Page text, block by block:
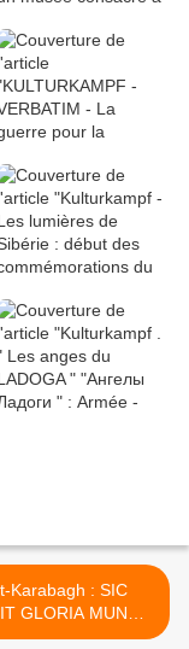
Karabagh : SIC
GLORIA MUNDI !
>